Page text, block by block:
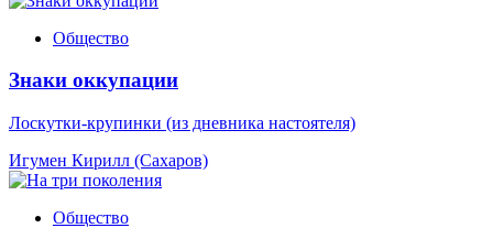
Общество
Знаки оккупации
Лоскутки-крупинки (из дневника настоятеля)
Игумен Кирилл (Сахаров)
Общество